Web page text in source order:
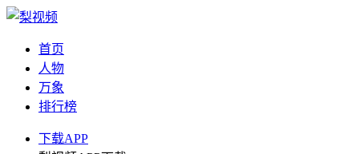
首页
人物
万象
排行榜
下载APP